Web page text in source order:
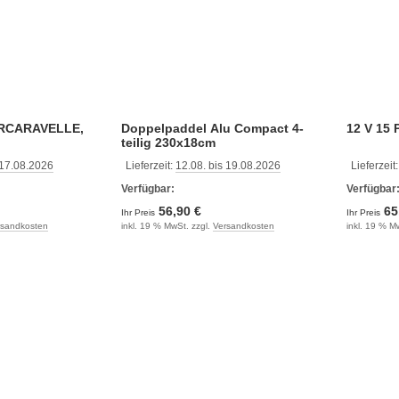
Doppelpaddel Alu Compact 4-
teilig 230x18cm
Lieferzeit: 12.08. bis 19.08.2026
Verfügbar:
Ihr Preis 56,90 €
inkl. 19 % MwSt. zzgl. Versandkosten
12 V 15
Verfügbar:
Ihr Preis
inkl. 19 %